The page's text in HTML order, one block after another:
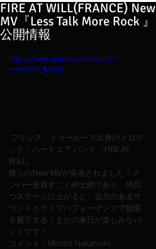
FIRE AT WILL(FRANCE) New
MV『Less Talk More Rock 』
公開情報
https://www.youtube.com/watch?
v=wwOR3_brAD8
ック・ハードコア バンド『FIRE AT
WILL』
彼らのNew MVが発表されました！メ
ンバー全員すごく紳士的であり、尚且
つステージに上がると、迫力のあるサ
ウンドとライブパフォーマンスで観客
を魅了する！またの来日が楽しみなバ
ンドです！
コメント：Morito Nakanishi